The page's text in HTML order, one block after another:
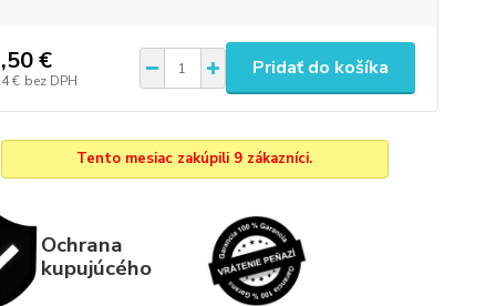
€
€ bez DPH
Pridať do košíka
Tento mesiac zakúpili 9 zákazníci.
Ochrana
kupujúcého